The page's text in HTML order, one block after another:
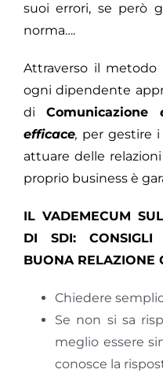
suoi errori, se però
norma….
Attraverso il metodo
ogni dipendente
di Comunicazione
efficace, per gestire
attuare delle
proprio business è
IL VADEMECUM
DI SDI: CONSIGLI
BUONA RELAZIONE
Chiedere
Se non si sa
meglio essere
conosce la